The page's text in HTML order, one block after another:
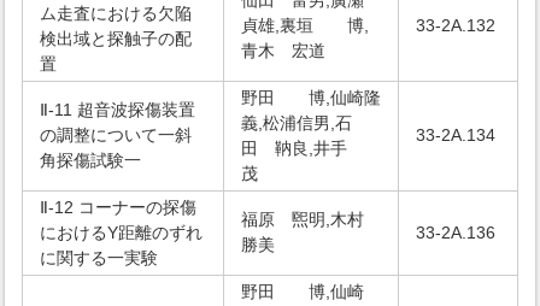
ム走査における欠陥
検出域と探触子の配
置
貞雄,裏垣 博,
青木 宏道
33-2A.132
Ⅱ-11 超音波探傷装置
の調整について一斜
角探傷試験一
野田 博,仙崎隆
義,松浦信男,石
田 靹良,井手
茂
33-2A.134
Ⅱ-12 コーナーの探傷
におけるY距離のずれ
に関する一実験
福原 煕明,木村
勝美
33-2A.136
野田 博,仙崎